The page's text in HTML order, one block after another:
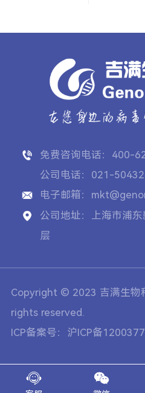
免费咨询电话：400-
公司电话：021-
电子邮箱：
公司地址：上海市浦
层
Copyright © 2023 吉满生物
rights reserved.
ICP备案号：沪ICP备